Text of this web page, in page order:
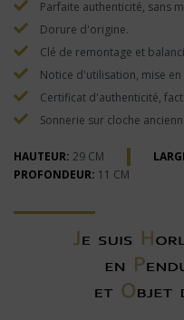
Parfaite authenticité, sans
Dorure d'origine.
Clé de remontage et
Notice d'utilisation, mise
Certificat d'authenticité,
Sonnerie sur cloche
HAUTEUR: 29 CM
PROFONDEUR: 11 CM